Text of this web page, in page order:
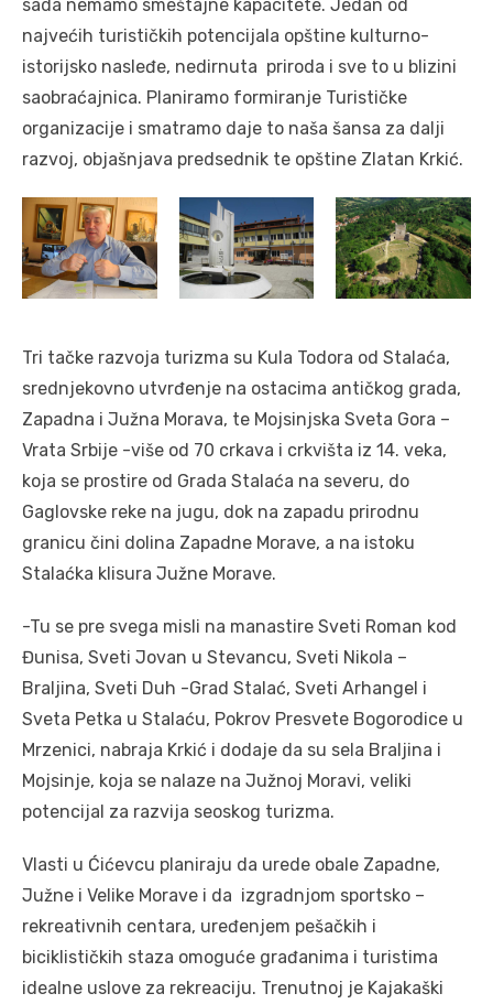
sada nemamo smeštajne kapacitete. Jedan od
najvećih turističkih potencijala opštine kulturno-
istorijsko nasleđe, nedirnuta priroda i sve to u blizini
saobraćajnica. Planiramo formiranje Turističke
organizacije i smatramo daje to naša šansa za dalji
razvoj, objašnjava predsednik te opštine Zlatan Krkić.
Tri tačke razvoja turizma su Kula Todora od Stalaća,
srednjekovno utvrđenje na ostacima antičkog grada,
Zapadna i Južna Morava, te Mojsinjska Sveta Gora –
Vrata Srbije -više od 70 crkava i crkvišta iz 14. veka,
koja se prostire od Grada Stalaća na severu, do
Gaglovske reke na jugu, dok na zapadu prirodnu
granicu čini dolina Zapadne Morave, a na istoku
Stalaćka klisura Južne Morave.
-Tu se pre svega misli na manastire Sveti Roman kod
Đunisa, Sveti Jovan u Stevancu, Sveti Nikola –
Braljina, Sveti Duh -Grad Stalać, Sveti Arhangel i
Sveta Petka u Stalaću, Pokrov Presvete Bogorodice u
Mrzenici, nabraja Krkić i dodaje da su sela Braljina i
Mojsinje, koja se nalaze na Južnoj Moravi, veliki
potencijal za razvija seoskog turizma.
Vlasti u Ćićevcu planiraju da urede obale Zapadne,
Južne i Velike Morave i da izgradnjom sportsko –
rekreativnih centara, uređenjem pešačkih i
biciklističkih staza omoguće građanima i turistima
idealne uslove za rekreaciju. Trenutnoj je Kajakaški